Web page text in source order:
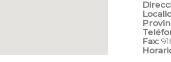
Fax: